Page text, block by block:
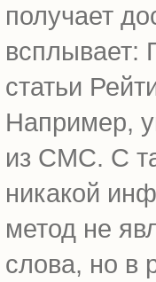
получает
всплывает:
статьи
Например,
из СМС. С
никакой
метод не
слова, но в